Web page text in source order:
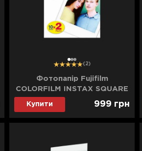
12 3 (2)
Фотопапір Fujifilm
COLORFILM INSTAX SQUARE
(86х72мм 2х10шт)
Купити 999 грн